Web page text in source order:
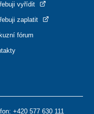
+420 577 630 111
vyřídit
zaplatit
fórum